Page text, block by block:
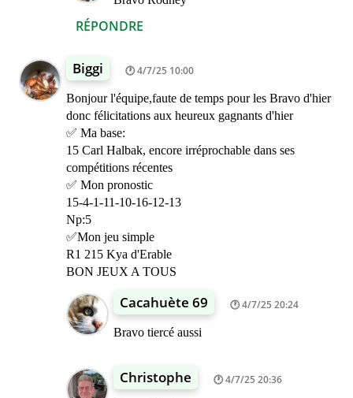
RÉPONDRE
Biggi 4/7/25 10:00
Bonjour l'équipe,faute de temps pour les Bravo d'hier
donc félicitations aux heureux gagnants d'hier
✅ Ma base:
15 Carl Halbak, encore irréprochable dans ses
compétitions récentes
✅ Mon pronostic
15-4-1-11-10-16-12-13
Np:5
✅Mon jeu simple
R1 215 Kya d'Erable
BON JEUX A TOUS
Cacahuète 69 4/7/25 20:24
Bravo tiercé aussi
Christophe 4/7/25 20:36